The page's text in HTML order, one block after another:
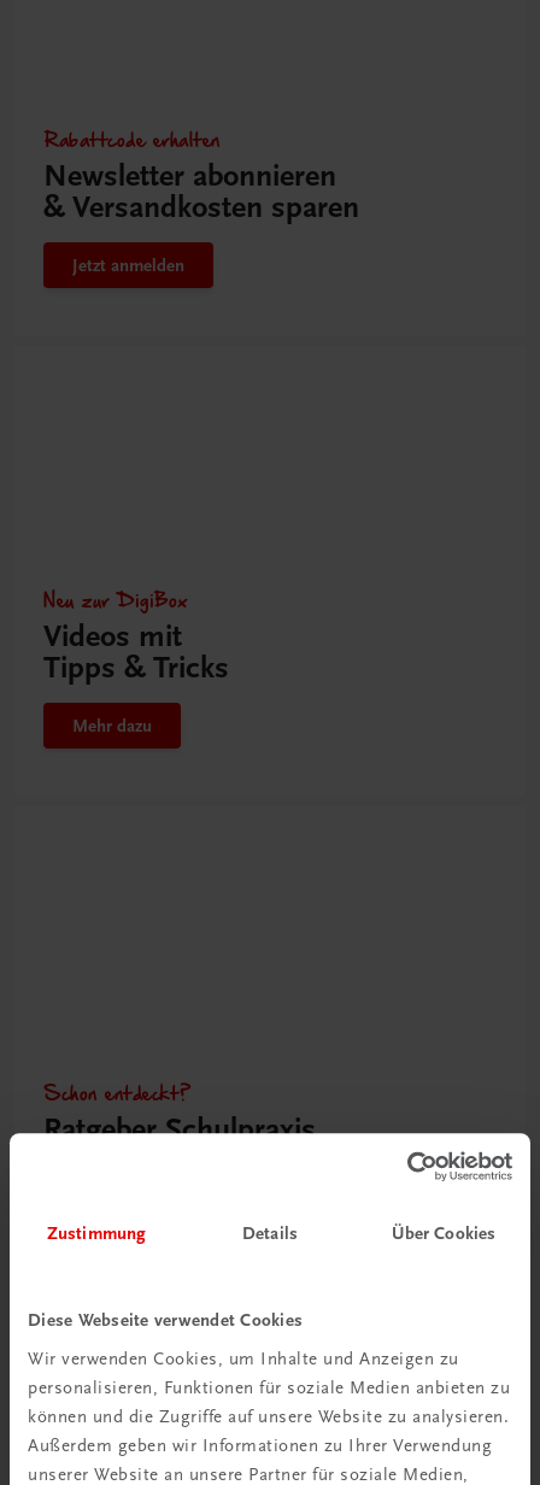
Zustimmung Details Über Cookies
Diese Webseite verwendet Cookies
Wir verwenden Cookies, um Inhalte und Anzeigen zu
personalisieren, Funktionen für soziale Medien anbieten zu
können und die Zugriffe auf unsere Website zu analysieren.
Außerdem geben wir Informationen zu Ihrer Verwendung
unserer Website an unsere Partner für soziale Medien,
Rabattcode erhalten
Newsletter abonnieren
& Versandkosten sparen
Jetzt anmelden
Neu zur DigiBox
Videos mit
Tipps & Tricks
Mehr dazu
Schon entdeckt?
Ratgeber Schulpraxis